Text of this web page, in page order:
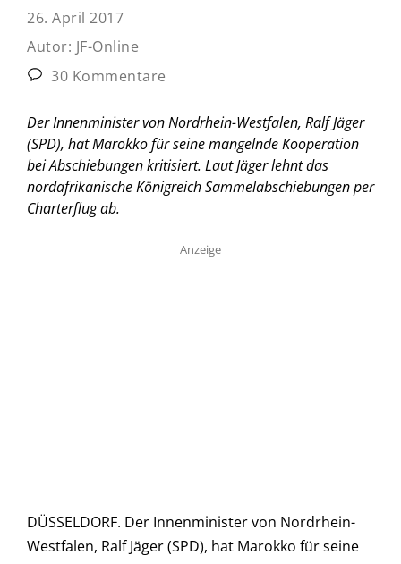
26. April 2017
Autor: JF-Online
30 Kommentare
Der Innenminister von Nordrhein-Westfalen, Ralf Jäger
(SPD), hat Marokko für seine mangelnde Kooperation
bei Abschiebungen kritisiert. Laut Jäger lehnt das
nordafrikanische Königreich Sammelabschiebungen per
Charterflug ab.
Anzeige
DÜSSELDORF. Der Innenminister von Nordrhein-
Westfalen, Ralf Jäger (SPD), hat Marokko für seine